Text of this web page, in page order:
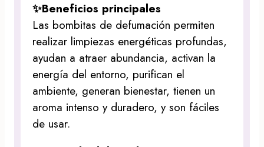
✨Beneficios principales
Las bombitas de defumación permiten
realizar limpiezas energéticas profundas,
ayudan a atraer abundancia, activan la
energía del entorno, purifican el
ambiente, generan bienestar, tienen un
aroma intenso y duradero, y son fáciles
de usar.